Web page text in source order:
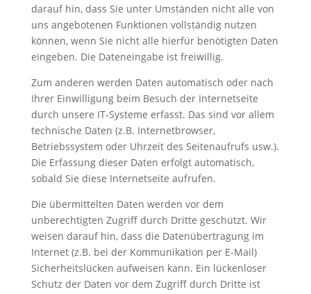
darauf hin, dass Sie unter Umständen nicht alle von
uns angebotenen Funktionen vollständig nutzen
können, wenn Sie nicht alle hierfür benötigten Daten
eingeben. Die Dateneingabe ist freiwillig.
Zum anderen werden Daten automatisch oder nach
Ihrer Einwilligung beim Besuch der Internetseite
durch unsere IT-Systeme erfasst. Das sind vor allem
technische Daten (z.B. Internetbrowser,
Betriebssystem oder Uhrzeit des Seitenaufrufs usw.).
Die Erfassung dieser Daten erfolgt automatisch,
sobald Sie diese Internetseite aufrufen.
Die übermittelten Daten werden vor dem
unberechtigten Zugriff durch Dritte geschützt. Wir
weisen darauf hin, dass die Datenübertragung im
Internet (z.B. bei der Kommunikation per E-Mail)
Sicherheitslücken aufweisen kann. Ein lückenloser
Schutz der Daten vor dem Zugriff durch Dritte ist